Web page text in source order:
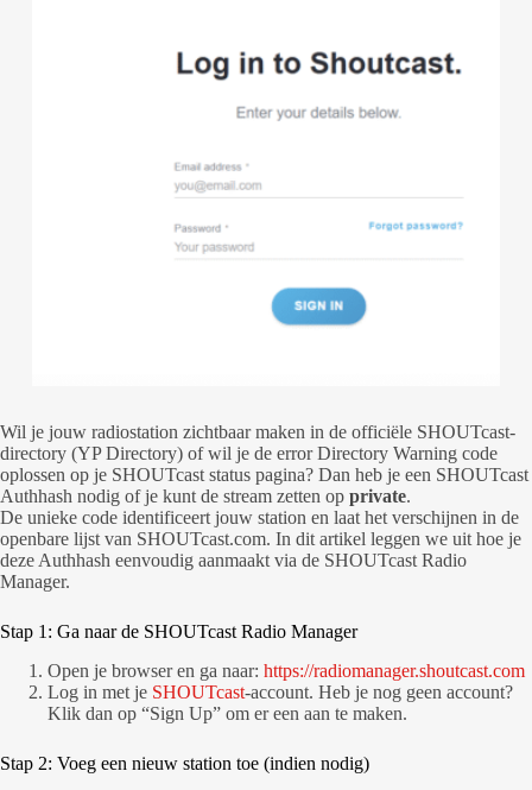
Wil je jouw radiostation zichtbaar maken in de officiële SHOUTcast-
directory (YP Directory) of wil je de error Directory Warning code
oplossen op je SHOUTcast status pagina? Dan heb je een SHOUTcast
Authhash nodig of je kunt de stream zetten op private.
De unieke code identificeert jouw station en laat het verschijnen in de
openbare lijst van SHOUTcast.com. In dit artikel leggen we uit hoe je
deze Authhash eenvoudig aanmaakt via de SHOUTcast Radio
Manager.
Stap 1: Ga naar de SHOUTcast Radio Manager
Open je browser en ga naar: https://radiomanager.shoutcast.com
Log in met je SHOUTcast-account. Heb je nog geen account?
Klik dan op “Sign Up” om er een aan te maken.
Stap 2: Voeg een nieuw station toe (indien nodig)